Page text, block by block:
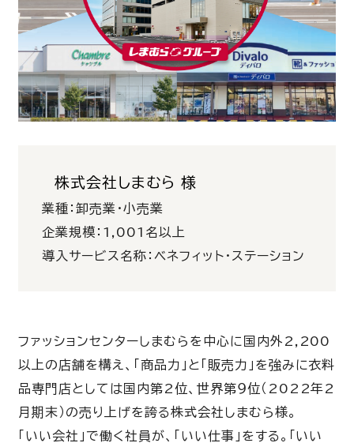
株式会社しまむら 様
業種：卸売業・小売業
企業規模：1,001名以上
導入サービス名称：ベネフィット・ステーション
ファッションセンターしまむらを中心に国内外2,200
以上の店舗を構え、「商品力」と「販売力」を強みに衣料
品専門店としては国内第2位、世界第９位（2022年2
月期末）の売り上げを誇る株式会社しまむら様。
「いい会社」で働く社員が、「いい仕事」をする。「いい